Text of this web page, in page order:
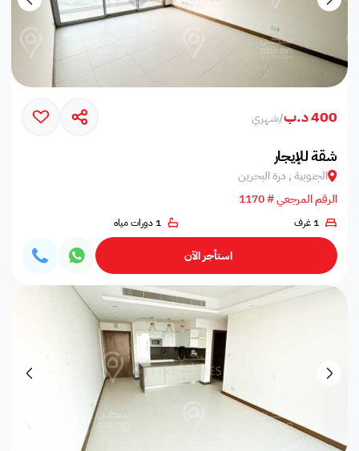
400 د.ب /شهري
شقة للإيجار
الجنوبية , درة البحرين
الرقم المرجعي # 1170
1 غرف 1 دورات مياه
استأجر الآن